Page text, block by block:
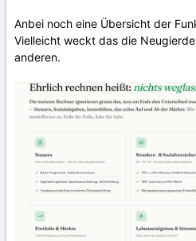
Anbei noch eine Übersicht der
Vielleicht weckt das die
anderen.